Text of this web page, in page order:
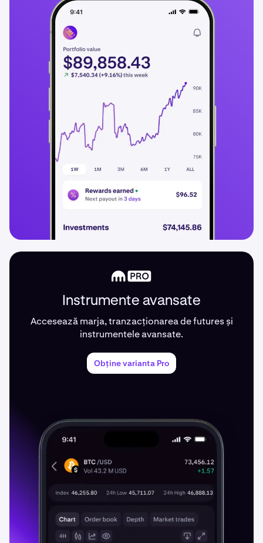
Instrumente avansate
Accesează marja, tranzacționarea de futures și
instrumentele avansate.
Obține varianta Pro